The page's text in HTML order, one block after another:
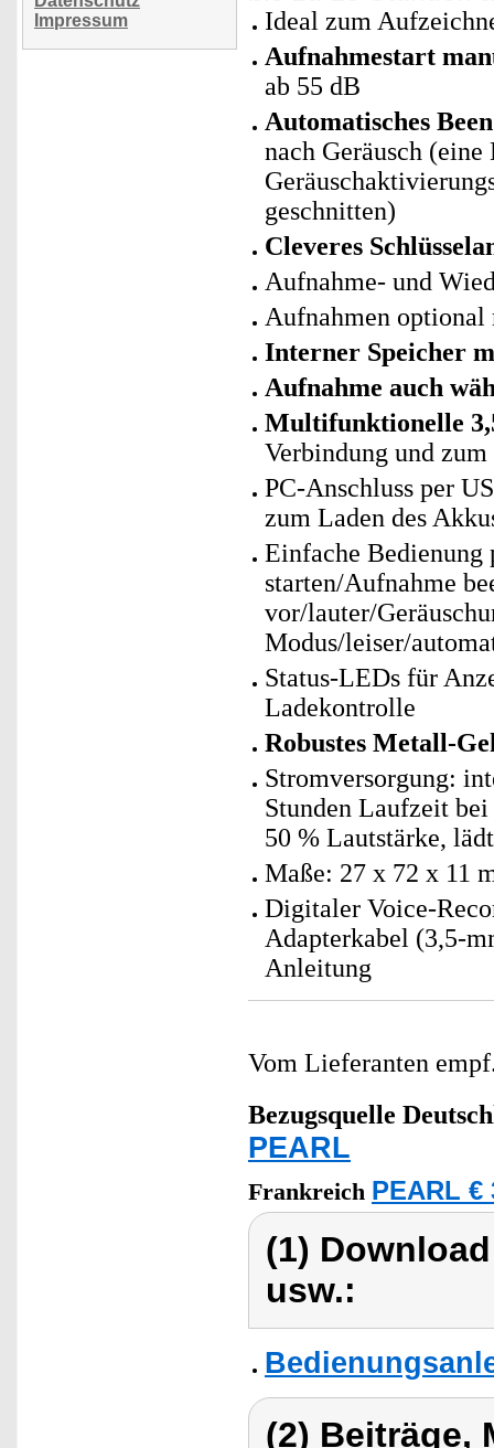
Impressum
Ideal zum
Aufnahmestart
ab 55 dB
Automatisches
nach Geräusch
geschnitten)
Cleveres
Aufnahme- und
Aufnahmen
Interner Speicher
Aufnahme auch
Multifunktionelle
Verbindung und zum
PC-Anschluss per
zum Laden des
Einfache Bedienung
starten/Aufnahme
vor/lauter/
Modus/leiser/
Status-LEDs für
Ladekontrolle
Robustes Metall-
Stromversorgung:
Stunden Laufzeit
50 % Lautstärke,
Maße: 27 x 72 x 11
Digitaler Voice-
Adapterkabel (3,5-
Anleitung
Vom Lieferanten
Bezugsquelle
PEARL
Frankreich PEARL €
(1)
usw.:
(2) Beiträge,